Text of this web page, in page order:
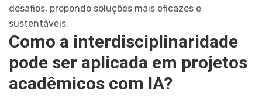
desafios, propondo soluções mais eficazes e
sustentáveis.
Como a interdisciplinaridade
pode ser aplicada em projetos
acadêmicos com IA?